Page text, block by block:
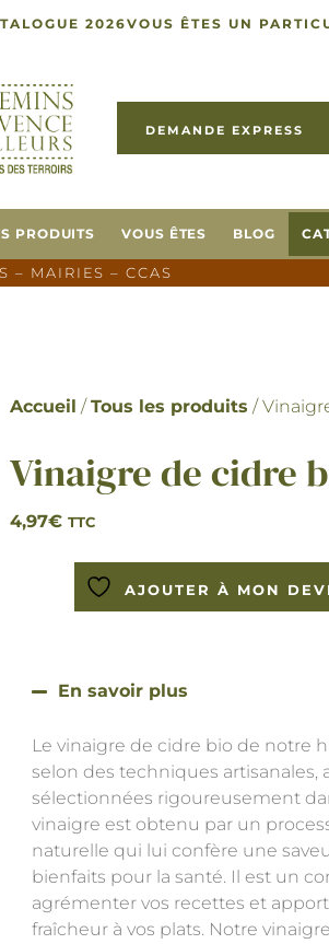
2026VOUS ÊTES UN
DEMANDE EXPRESS
PRODUITS VOUS ÊTES BLOG
– MAIRIES – CCAS
Accueil /Tous les produits /
Vinaigre de cidre
4,97€ TTC
AJOUTER À MON
En savoir plus
Le vinaigre de cidre bio de notre
selon des techniques artisanales,
sélectionnées rigoureusement
vinaigre est obtenu par un
naturelle qui lui confère une
bienfaits pour la santé. Il est un
agrémenter vos recettes et
fraîcheur à vos plats. Notre